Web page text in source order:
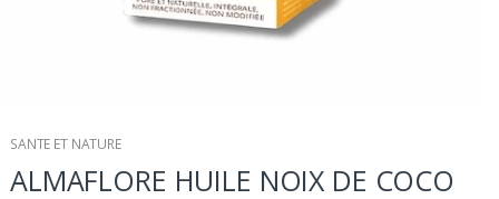
SANTE ET NATURE
ALMAFLORE HUILE NOIX DE COCO